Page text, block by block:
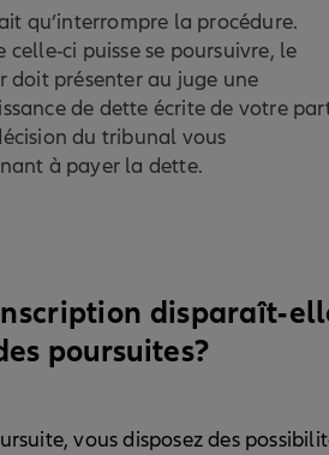
qu’interrompre la procédure.
celle-ci puisse se poursuivre, le
doit présenter au juge une
de dette écrite de votre
du tribunal vous
à payer la dette.
disparaît-
poursuites?
vous disposez des